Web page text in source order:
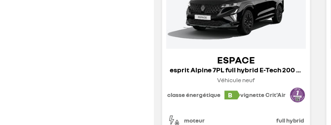
ESPACE
esprit Alpine 7PL full hybrid E-Tech 200 ch - 26
Véhicule neuf
classe énergétique
B vignette Crit'Air
moteur full hybrid